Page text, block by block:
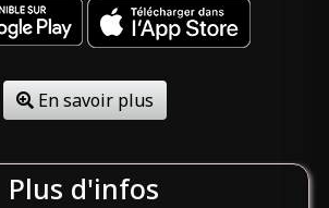
En savoir plus
Plus d'infos